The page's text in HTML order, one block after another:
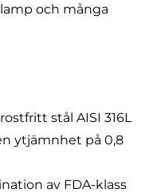
och många
stål AISI 316L
ytjämnhet på 0,8
av FDA-klass